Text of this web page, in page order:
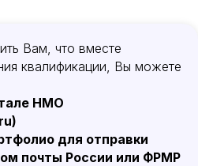
Вам, что вместе
квалификации, Вы можете
НМО
для отправки
почты России или ФРМР